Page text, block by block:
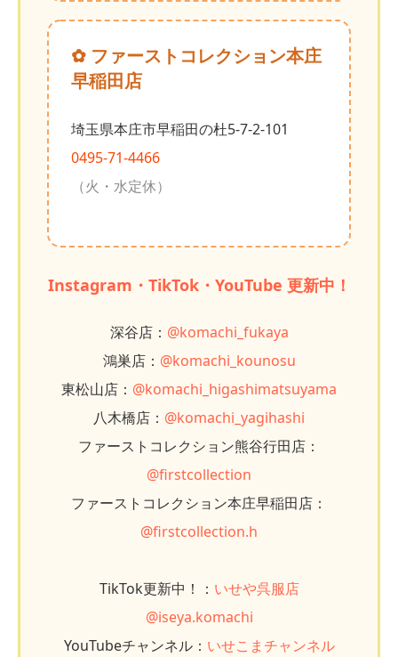
✿ ファーストコレクション本庄
早稲田店
埼玉県本庄市早稲田の杜5-7-2-101
0495-71-4466
（火・水定休）
Instagram・TikTok・YouTube 更新中！
深谷店： @komachi_fukaya
鴻巣店： @komachi_kounosu
東松山店： @komachi_higashimatsuyama
八木橋店： @komachi_yagihashi
ファーストコレクション熊谷行田店：
@firstcollection
ファーストコレクション本庄早稲田店：
@firstcollection.h
TikTok更新中！： いせや呉服店
@iseya.komachi
YouTubeチャンネル： いせこまチャンネル